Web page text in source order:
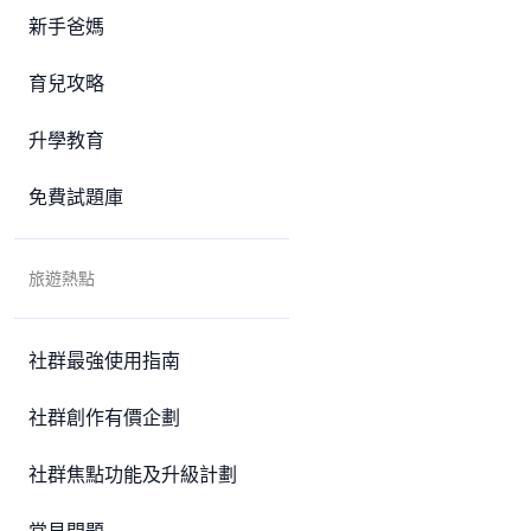
新手爸媽
育兒攻略
升學教育
免費試題庫
旅遊熱點
社群最強使用指南
社群創作有價企劃
社群焦點功能及升級計劃